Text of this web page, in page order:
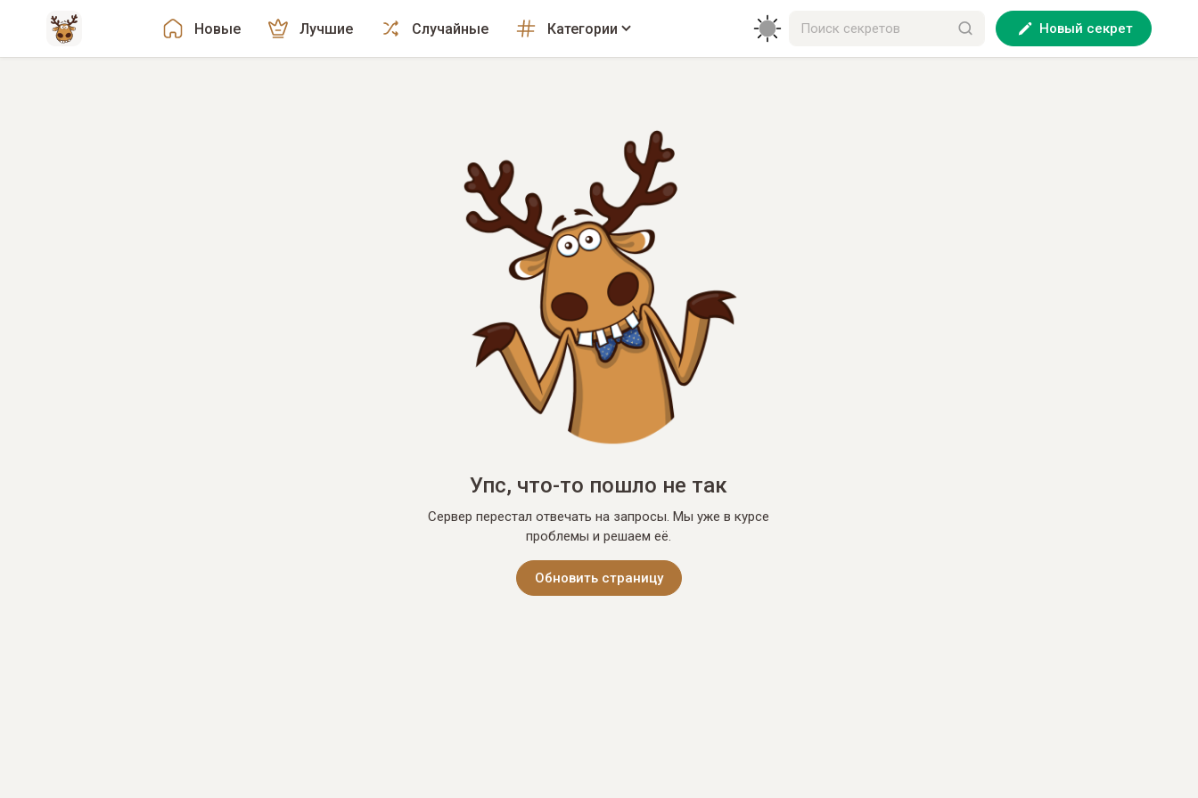
Новые Лучшие Случайные Категории Новый секрет
Упс, что-то пошло не так
Сервер перестал отвечать на запросы. Мы уже в курсе
проблемы и решаем её.
Обновить страницу